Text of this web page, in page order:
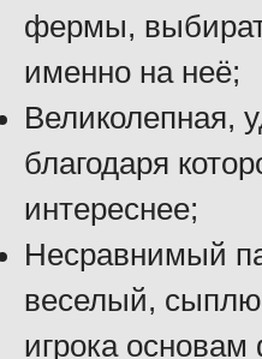
фермы,
именно на неё;
Великолепная,
благодаря
интереснее;
Несравнимый
веселый,
игрока